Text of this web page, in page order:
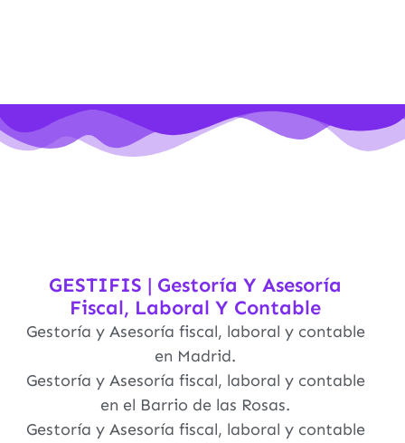
GESTIFIS | Gestoría Y Asesoría
Fiscal, Laboral Y Contable
Gestoría y Asesoría fiscal, laboral y contable
en Madrid.
Gestoría y Asesoría fiscal, laboral y contable
en el Barrio de las Rosas.
Gestoría y Asesoría fiscal, laboral y contable